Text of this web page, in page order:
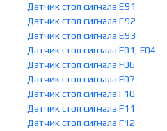
Датчик стоп сигнала E91
Датчик стоп сигнала E92
Датчик стоп сигнала E93
Датчик стоп сигнала F01, F04
Датчик стоп сигнала F06
Датчик стоп сигнала F07
Датчик стоп сигнала F10
Датчик стоп сигнала F11
Датчик стоп сигнала F12